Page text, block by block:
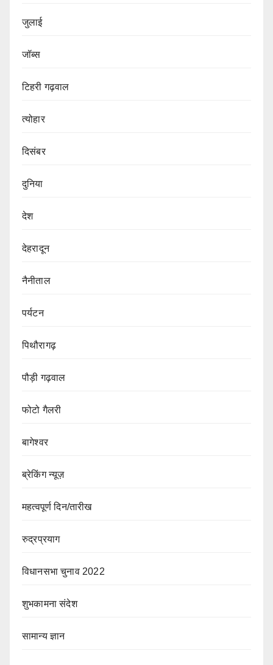
जुलाई
जॉब्स
टिहरी गढ़वाल
त्योहार
दिसंबर
दुनिया
देश
देहरादून
नैनीताल
पर्यटन
पिथौरागढ़
पौड़ी गढ़वाल
फोटो गैलरी
बागेश्वर
ब्रेकिंग न्यूज़
महत्वपूर्ण दिन/तारीख
रुद्रप्रयाग
विधानसभा चुनाव 2022
शुभकामना संदेश
सामान्य ज्ञान